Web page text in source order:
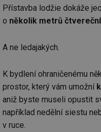
Přístavba lodžie dokáže
o několik metrů
A ne ledajakých.
K bydlení ohraničenému
prostor, který vám umožní
aniž byste museli opustit
například nedělní siestu
v ruce.